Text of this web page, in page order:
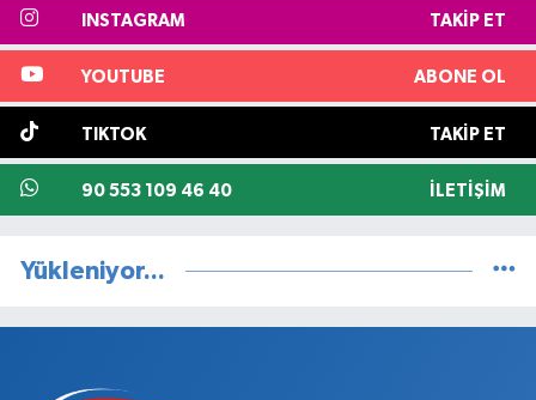
INSTAGRAM TAKIP ET
YOUTUBE ABONE OL
TIKTOK TAKIP ET
90 553 109 46 40 İLETIŞIM
Yükleniyor...